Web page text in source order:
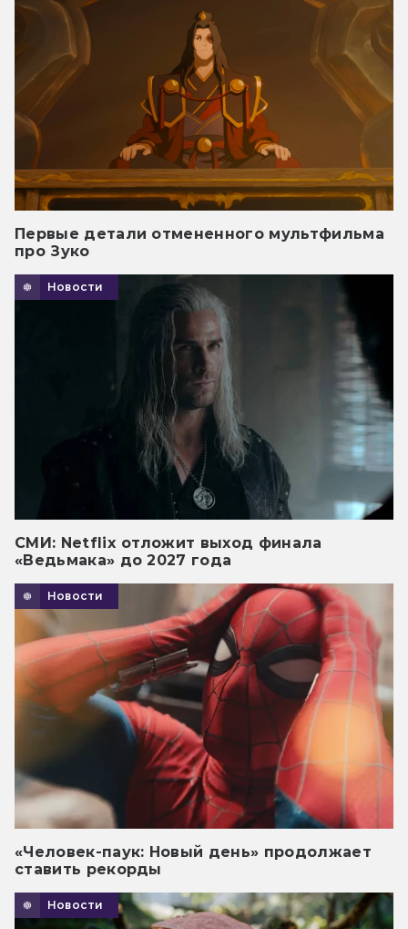
Первые детали отмененного мультфильма
про Зуко
Новости
СМИ: Netflix отложит выход финала
«Ведьмака» до 2027 года
Новости
«Человек-паук: Новый день» продолжает
ставить рекорды
Новости